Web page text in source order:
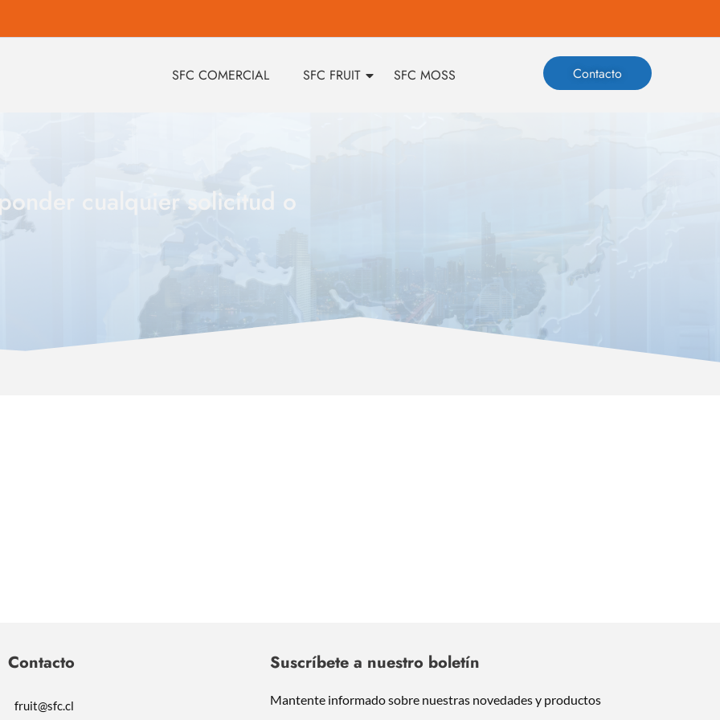
SFC COMERCIAL SFC FRUIT SFC MOSS Contacto
cualquier solicitud o
Contacto
fruit@sfc.cl
Suscríbete a nuestro boletín
Mantente informado sobre nuestras novedades y productos